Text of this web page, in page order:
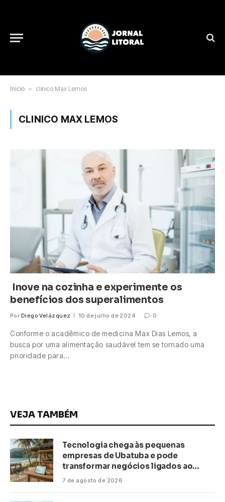
Início » clinico Max Lemos
CLINICO MAX LEMOS
Inove na cozinha e experimente os
benefícios dos superalimentos
Por Diego Velázquez 10 de julho de 2024 0
Conforme o acadêmico de medicina Max Dias Lemos, a
busca por uma alimentação saudável tem se tornado uma
prioridade para…
VEJA TAMBÉM
Tecnologia chega às pequenas
empresas de Ubatuba e pode
transformar negócios ligados ao
turismo no litoral
7 de agosto de 2026